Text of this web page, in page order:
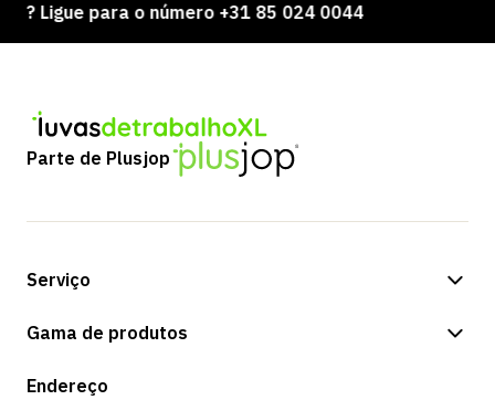
para o número +31 85 024 0044
Parte de Plusjop
Serviço
Opções de pagamento
Devoluções e serviço
Gama de produtos
Loja
Endereço